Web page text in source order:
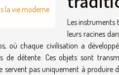
la vie moderne
Les instruments
leurs racines
où chaque civilisation a
de détente. Ces objets sont
servent pas uniquement à